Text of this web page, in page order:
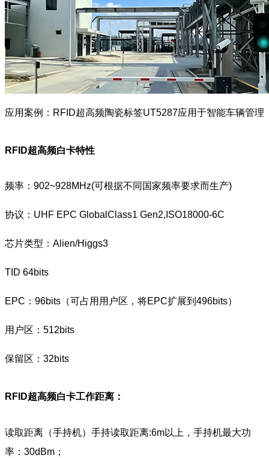
应用案例：RFID超高频陶瓷标签UT5287应用于智能车辆管理
RFID超高频白卡特性
频率：902~928MHz(可根据不同国家频率要求而生产)
协议：UHF EPC GlobalClass1 Gen2,ISO18000-6C
芯片类型：Alien/Higgs3
TID 64bits
EPC：96bits（可占用用户区，将EPC扩展到496bits）
用户区：512bits
保留区：32bits
RFID超高频白卡工作距离：
读取距离（手持机）手持读取距离:6m以上，手持机最大功
率：30dBm；